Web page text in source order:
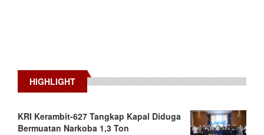
HIGHLIGHT
KRI Kerambit-627 Tangkap Kapal Diduga
Bermuatan Narkoba 1,3 Ton